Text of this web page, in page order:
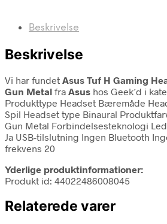
Beskrivelse
Beskrivelse
Vi har fundet Asus Tuf H Gaming
Gun Metal fra Asus hos Geek´d i
Produkttype Headset Bæremåde
Spil Headset type Binaural
Gun Metal Forbindelsesteknologi
Ja USB-tilslutning Ingen Bluetooth
frekvens 20
Yderlige produktinformationer:
Produkt id: 44022486008045
Relaterede varer